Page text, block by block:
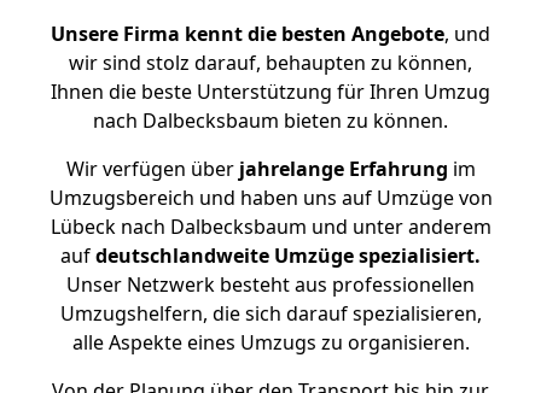
Unsere Firma kennt die besten Angebote, und
wir sind stolz darauf, behaupten zu können,
Ihnen die beste Unterstützung für Ihren Umzug
nach Dalbecksbaum bieten zu können.
Wir verfügen überjahrelange Erfahrung im
Umzugsbereich und haben uns auf Umzüge von
Lübeck nach Dalbecksbaum und unter anderem
aufdeutschlandweite Umzüge spezialisiert.
Unser Netzwerk besteht aus professionellen
Umzugshelfern, die sich darauf spezialisieren,
alle Aspekte eines Umzugs zu organisieren.